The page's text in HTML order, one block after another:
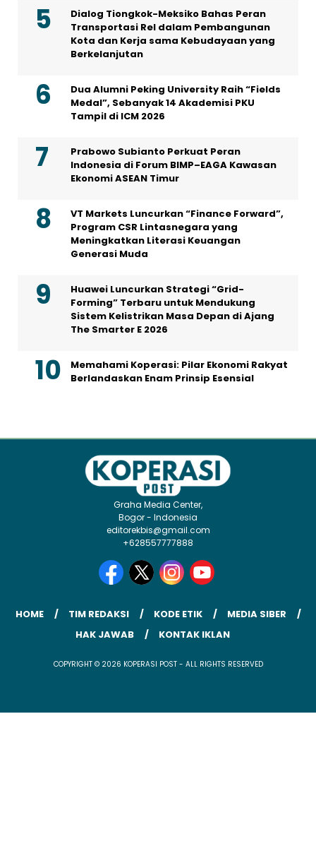
Dialog Tiongkok-Meksiko Bahas Peran
Transportasi Rel dalam Pembangunan
Kota dan Kerja sama Kebudayaan yang
Berkelanjutan
Dua Alumni Peking University Raih “Fields
Medal”, Sebanyak 14 Akademisi PKU
Tampil di ICM 2026
Prabowo Subianto Perkuat Peran
Indonesia di Forum BIMP–EAGA Kawasan
Ekonomi ASEAN Timur
VT Markets Luncurkan “Finance Forward”,
Program CSR Lintasnegara yang
Meningkatkan Literasi Keuangan
Generasi Muda
Huawei Luncurkan Strategi “Grid-
Forming” Terbaru untuk Mendukung
Sistem Kelistrikan Masa Depan di Ajang
The Smarter E 2026
Memahami Koperasi: Pilar Ekonomi Rakyat
Berlandaskan Enam Prinsip Esensial
Graha Media Center,
Bogor - Indonesia
editorekbis@gmail.com
+628557777888
HOME TIM REDAKSI KODE ETIK
MEDIA SIBER
HAK JAWAB
KONTAK IKLAN
COPYRIGHT © 2026 KOPERASI POST - ALL RIGHTS RESERVED